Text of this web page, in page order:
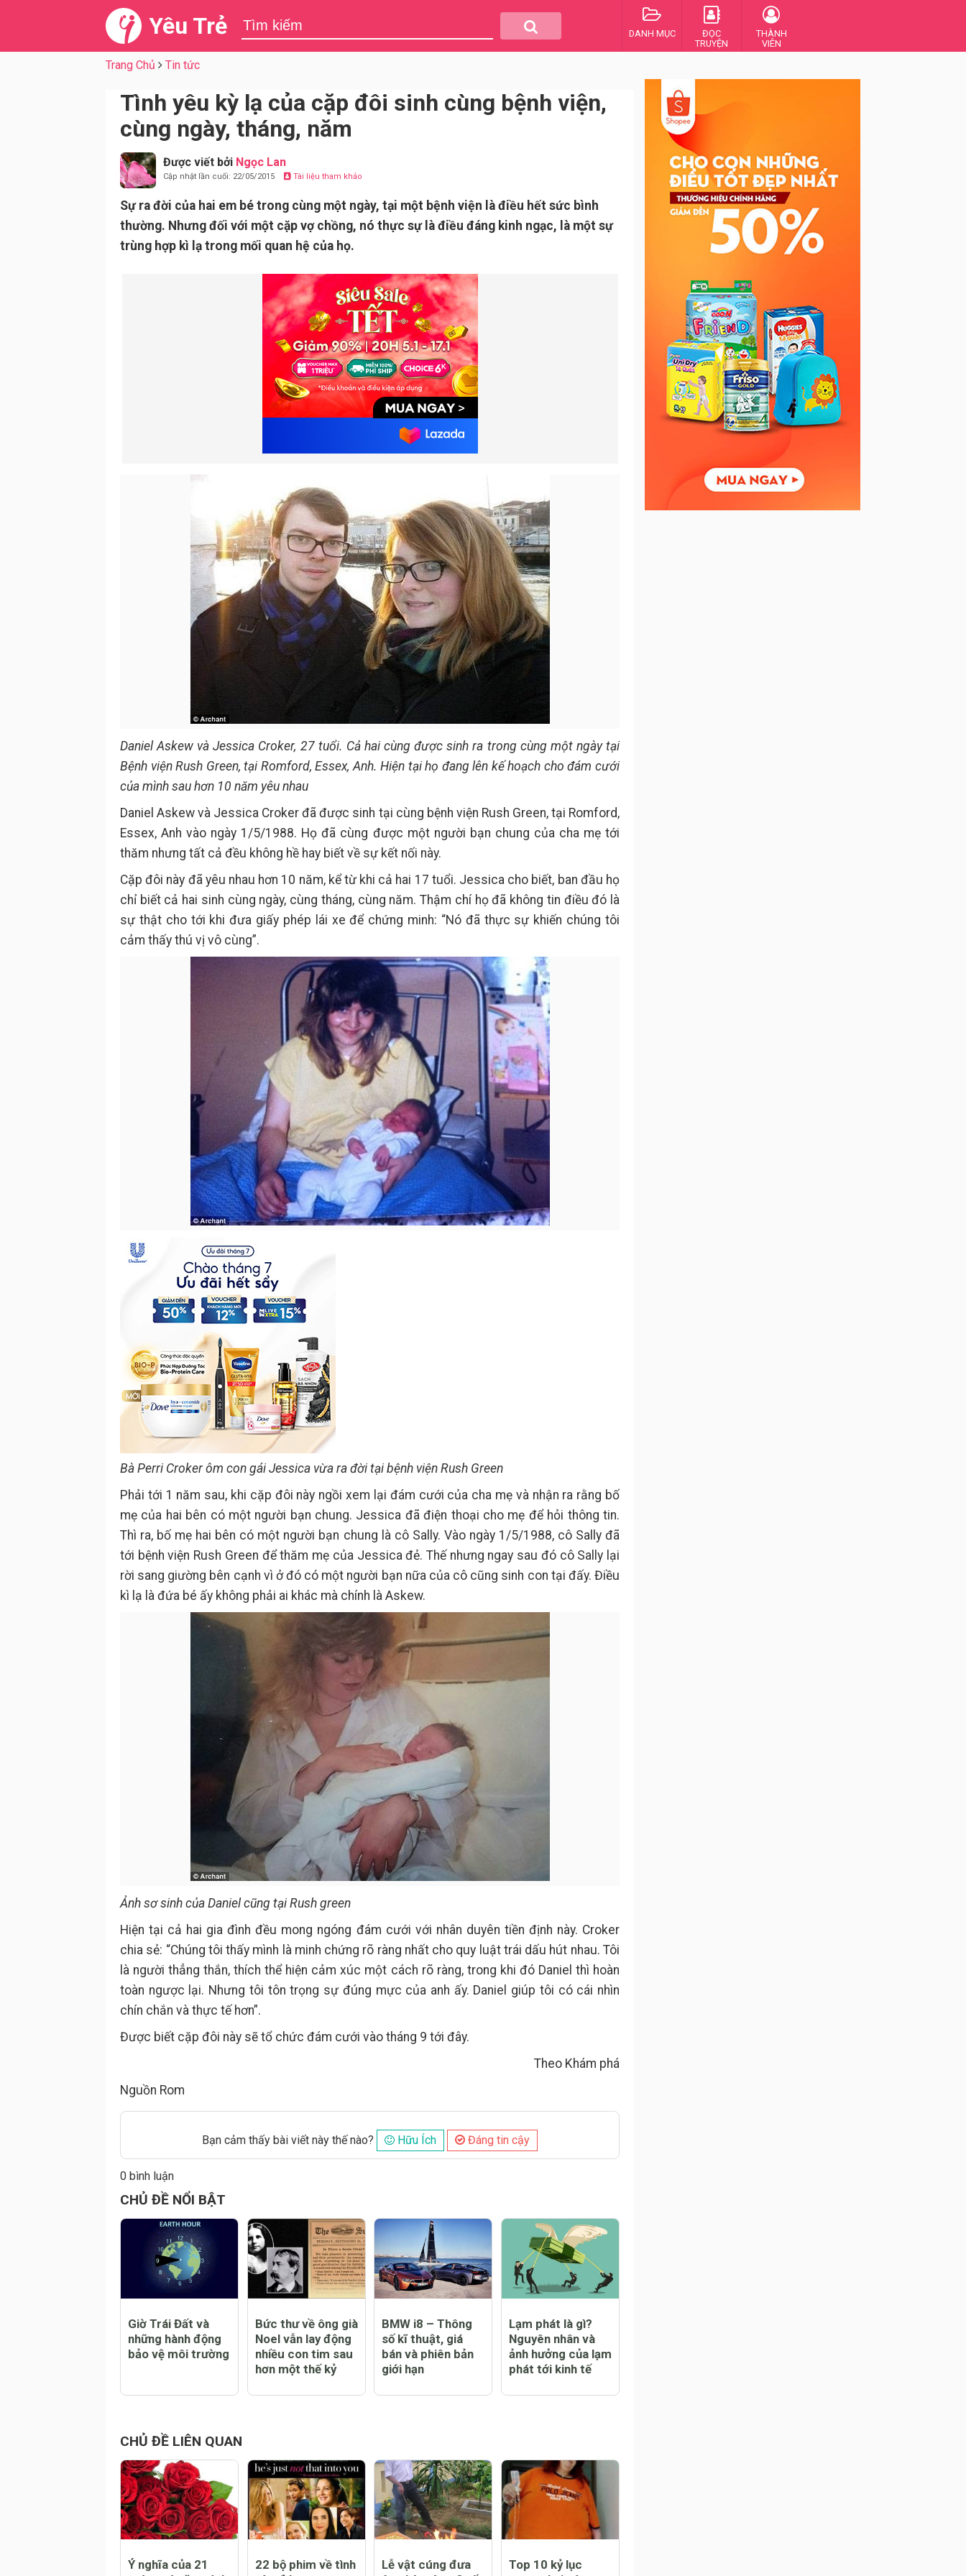
Yêu Trẻ DANH MỤC
ĐỌC
TRUYỆN
THÀNH
VIÊN
Trang Chủ Tin tức
Tình yêu kỳ lạ của cặp đôi sinh cùng bệnh viện,
cùng ngày, tháng, năm
Được viết bởi Ngọc Lan
Cập nhật lần cuối: 22/05/2015 Tài liệu tham khảo
Sự ra đời của hai em bé trong cùng một ngày, tại một bệnh viện là điều hết sức bình
thường. Nhưng đối với một cặp vợ chồng, nó thực sự là điều đáng kinh ngạc, là một sự
trùng hợp kì lạ trong mối quan hệ của họ.
Daniel Askew và Jessica Croker, 27 tuổi. Cả hai cùng được sinh ra trong cùng một ngày tại
Bệnh viện Rush Green, tại Romford, Essex, Anh. Hiện tại họ đang lên kế hoạch cho đám cưới
của mình sau hơn 10 năm yêu nhau
Daniel Askew và Jessica Croker đã được sinh tại cùng bệnh viện Rush Green, tại Romford,
Essex, Anh vào ngày 1/5/1988. Họ đã cùng được một người bạn chung của cha mẹ tới
thăm nhưng tất cả đều không hề hay biết về sự kết nối này.
Cặp đôi này đã yêu nhau hơn 10 năm, kể từ khi cả hai 17 tuổi. Jessica cho biết, ban đầu họ
chỉ biết cả hai sinh cùng ngày, cùng tháng, cùng năm. Thậm chí họ đã không tin điều đó là
sự thật cho tới khi đưa giấy phép lái xe để chứng minh: “Nó đã thực sự khiến chúng tôi
cảm thấy thú vị vô cùng”.
Bà Perri Croker ôm con gái Jessica vừa ra đời tại bệnh viện Rush Green
Phải tới 1 năm sau, khi cặp đôi này ngồi xem lại đám cưới của cha mẹ và nhận ra rằng bố
mẹ của hai bên có một người bạn chung. Jessica đã điện thoại cho mẹ để hỏi thông tin.
Thì ra, bố mẹ hai bên có một người bạn chung là cô Sally. Vào ngày 1/5/1988, cô Sally đã
tới bệnh viện Rush Green để thăm mẹ của Jessica đẻ. Thế nhưng ngay sau đó cô Sally lại
rời sang giường bên cạnh vì ở đó có một người bạn nữa của cô cũng sinh con tại đấy. Điều
kì lạ là đứa bé ấy không phải ai khác mà chính là Askew.
Ảnh sơ sinh của Daniel cũng tại Rush green
Hiện tại cả hai gia đình đều mong ngóng đám cưới với nhân duyên tiền định này. Croker
chia sẻ: “Chúng tôi thấy mình là minh chứng rõ ràng nhất cho quy luật trái dấu hút nhau. Tôi
là người thẳng thắn, thích thể hiện cảm xúc một cách rõ ràng, trong khi đó Daniel thì hoàn
toàn ngược lại. Nhưng tôi tôn trọng sự đúng mực của anh ấy. Daniel giúp tôi có cái nhìn
chín chắn và thực tế hơn”.
Được biết cặp đôi này sẽ tổ chức đám cưới vào tháng 9 tới đây.
Theo Khám phá
Nguồn Rom
Bạn cảm thấy bài viết này thế nào? Hữu Ích Đáng tin cậy
0 bình luận
Đăng
CHỦ ĐỀ NỔI BẬT
những hành động
Noel vẫn lay động
số kĩ thuật, giá
Nguyên nhân và
CHỦ ĐỀ LIÊN QUAN